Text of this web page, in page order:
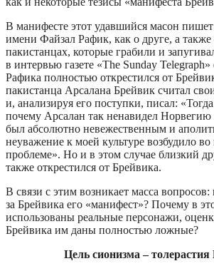
В манифесте этот удавшийся масон
имени Файзал Рафик, как о друге, а
пакистанцах, которые грабили и
в интервью газете «The Sunday
Рафика полностью открестился от
пакистанца Арсалана Брейвик считал
и, анализируя его поступки, писал:
почему Арсалан так ненавидел
был абсолютно невежественным и
неуважение к моей культуре возбудило
проблеме». Но и в этом случае близкий
также открестился от Брейвика.
В связи с этим возникает масса вопросов:
за Брейвика его «манифест»? Почему в
использованы реальные персонажи,
Брейвика им даны полностью ложные?
Цель сионизма –